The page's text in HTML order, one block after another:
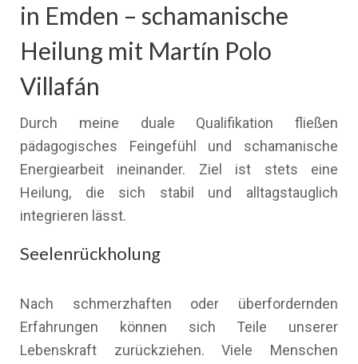
in Emden – schamanische
Heilung mit Martín Polo
Villafán
Durch meine duale Qualifikation fließen
pädagogisches Feingefühl und schamanische
Energiearbeit ineinander. Ziel ist stets eine
Heilung, die sich stabil und alltagstauglich
integrieren lässt.
Seelenrückholung
Nach schmerzhaften oder überfordernden
Erfahrungen können sich Teile unserer
Lebenskraft zurückziehen. Viele Menschen